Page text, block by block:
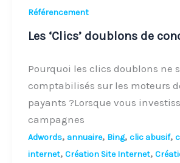
Référencement
Les ‘Clics’ doublons de
Pourquoi les clics doublons ne
comptabilisés sur les moteurs
payants ?Lorsque vous
campagnes
Adwords, annuaire, Bing, clic abusif,
internet, Création Site Internet,